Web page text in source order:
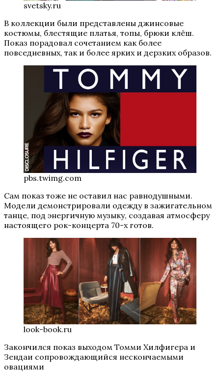
svetsky.ru
В коллекции были представлены джинсовые
костюмы, блестящие платья, топы, брюки клёш.
Показ порадовал сочетанием как более
повседневных, так и более ярких и дерзких образов.
pbs.twimg.com
Сам показ тоже не оставил нас равнодушными.
Модели демонстрировали одежду в зажигательном
танце, под энергичную музыку, создавая атмосферу
настоящего рок-концерта 70-х готов.
look-book.ru
Закончился показ выходом Томми Хилфигера и
Зендаи сопровождающийся нескончаемыми
овациями